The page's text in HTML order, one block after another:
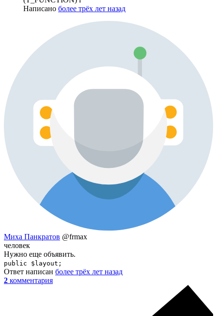
Написано более трёх лет назад
Миха Панкратов @frmax
человек
Нужно еще объявить.
public $layout;
Ответ написан более трёх лет назад
2 комментария